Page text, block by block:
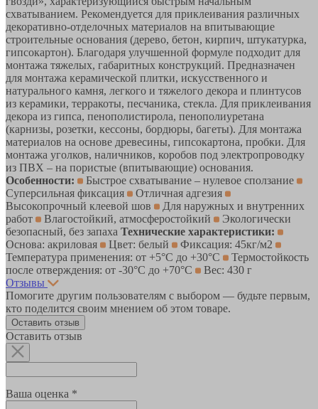
схватыванием. Рекомендуется для приклеивания различных
декоративно-отделочных материалов на впитывающие
строительные основания (дерево, бетон, кирпич, штукатурка,
гипсокартон). Благодаря улучшенной формуле подходит для
монтажа тяжелых, габаритных конструкций. Предназначен
для монтажа керамической плитки, искусственного и
натурального камня, легкого и тяжелого декора и плинтусов
из керамики, терракоты, песчаника, стекла. Для приклеивания
декора из гипса, пенополистирола, пенополиуретана
(карнизы, розетки, кессоны, бордюры, багеты). Для монтажа
материалов на основе древесины, гипсокартона, пробки. Для
монтажа уголков, наличников, коробов под электропроводку
из ПВХ – на пористые (впитывающие) основания.
Особенности:
Быстрое схватывание – нулевое сползание
Суперсильная фиксация
Отличная адгезия
Высокопрочный клеевой шов
Для наружных и внутренних
работ
Влагостойкий, атмосферостойкий
Экологически
безопасный, без запаха Технические характеристики:
Основа: акриловая
Цвет: белый
Фиксация: 45кг/м2
Температура применения: от +5°С до +30°С
Термостойкость
после отверждения: от -30°C до +70°C
Вес: 430 г
Отзывы
Помогите другим пользователям с выбором — будьте первым,
кто поделится своим мнением об этом товаре.
Оставить отзыв
Оставить отзыв
Ваша оценка *